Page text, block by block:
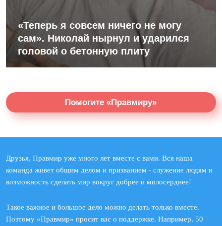
«Теперь я совсем ничего не могу
сам». Николай нырнул и ударился
головой о бетонную плиту
Помогите «Правмиру»
Друзья, Правмир уже много лет вместе с вами. Вся наша
команда живет общим делом и призванием - служение людям и
возможность сделать мир вокруг добрее и милосерднее!
Такое важное и большое дело можно делать только вместе.
Поэтому «Правмир» просит вас о поддержке. Например, 50